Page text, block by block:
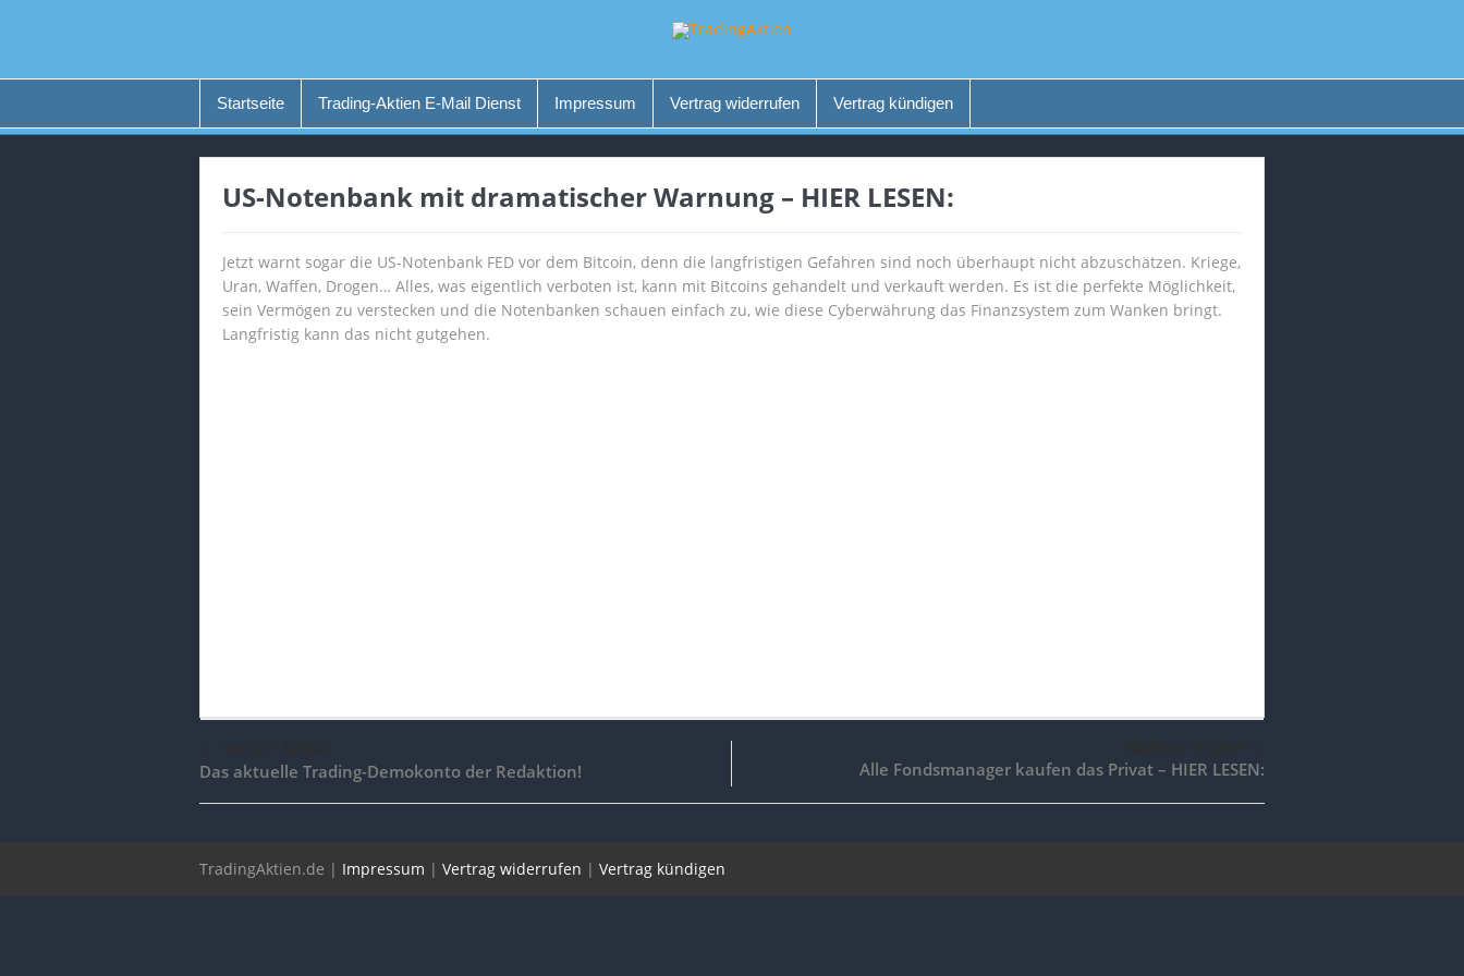
Startseite Trading-Aktien E-Mail Dienst Impressum Vertrag widerrufen Vertrag kündigen
US-Notenbank mit dramatischer Warnung – HIER LESEN:
Jetzt warnt sogar die US-Notenbank FED vor dem Bitcoin, denn die langfristigen Gefahren sind noch überhaupt nicht abzuschätzen. Kriege,
Uran, Waffen, Drogen… Alles, was eigentlich verboten ist, kann mit Bitcoins gehandelt und verkauft werden. Es ist die perfekte Möglichkeit,
sein Vermögen zu verstecken und die Notenbanken schauen einfach zu, wie diese Cyberwährung das Finanzsystem zum Wanken bringt.
Langfristig kann das nicht gutgehen.
Das aktuelle Trading-Demokonto der Redaktion! Alle Fondsmanager kaufen das Privat – HIER LESEN:
TradingAktien.de | Impressum | Vertrag widerrufen | Vertrag kündigen